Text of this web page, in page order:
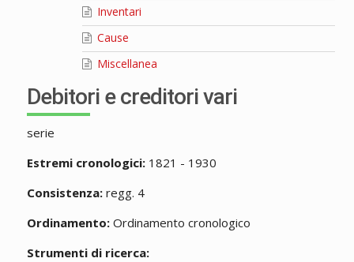
Inventari
Cause
Miscellanea
Debitori e creditori vari
serie
Estremi cronologici:1821 - 1930
Consistenza:regg. 4
Ordinamento:Ordinamento cronologico
Strumenti di ricerca: